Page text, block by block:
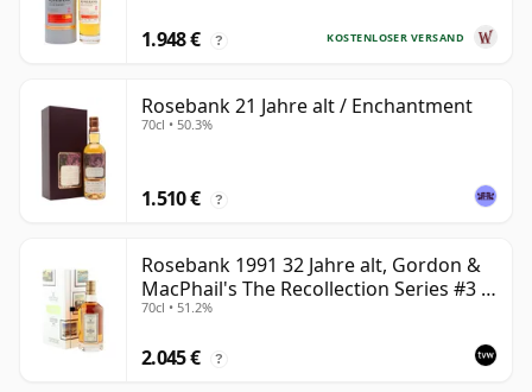
KOSTENLOSER VERSAND
1.948 € ?
Rosebank 21 Jahre alt / Enchantment
70cl • 50.3%
1.510 € ?
Rosebank 1991 32 Jahre alt, Gordon &
MacPhail's The Recollection Series #3 -
Cask 2114
70cl • 51.2%
2.045 € ?